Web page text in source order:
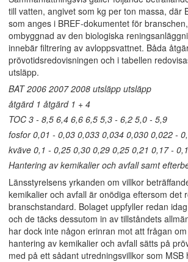
till vatten, angivet som kg per ton massa, där
som anges i BREF-dokumentet för
ombyggnad av den biologiska
innebär filtrering av avloppsvattnet. Båda
prövotidsredovisningen och i tabellen
utsläpp.
BAT 2006 2007 2008 utsläpp utsläpp
åtgärd 1 åtgärd 1 + 4
TOC 3 - 8,5 6,4 6,6 6,5 5,3 - 6,2 5,0 - 5,9
fosfor 0,01 - 0,03 0,033 0,034 0,030 0,022 -
kväve 0,1 - 0,25 0,30 0,29 0,25 0,21 0,17 -
Hantering av kemikalier och avfall samt
Länsstyrelsens yrkanden om villkor
kemikalier och avfall är onödiga eftersom det
branschstandard. Bolaget uppfyller redan
och de täcks dessutom in av tillståndets
har dock inte någon erinran mot att frågan
hantering av kemikalier och avfall sätts på
med på ett sådant utredningsvillkor som MSB